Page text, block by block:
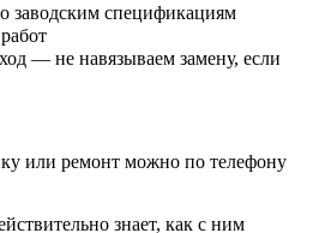
заводским спецификациям
— не навязываем замену, если
или ремонт можно по телефону
знает, как с ним